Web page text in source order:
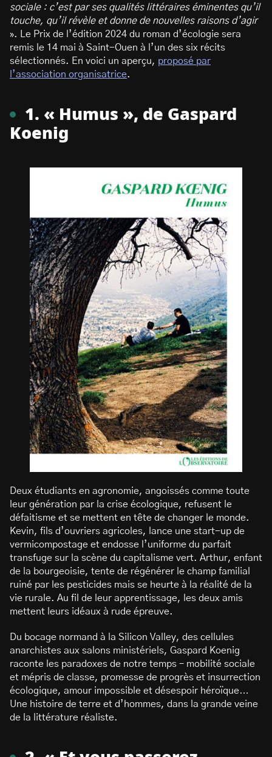
sociale : c’est par ses qualités littéraires éminentes qu’il
touche, qu’il révèle et donne de nouvelles raisons d’agir
». Le Prix de l’édition 2024 du roman d’écologie sera
remis le 14 mai à Saint-Ouen à l’un des six récits
sélectionnés. En voici un aperçu, proposé par
l’association organisatrice.
1. « Humus », de Gaspard
Koenig
Deux étudiants en agronomie, angoissés comme toute
leur génération par la crise écologique, refusent le
défaitisme et se mettent en tête de changer le monde.
Kevin, fils d’ouvriers agricoles, lance une start-up de
vermicompostage et endosse l’uniforme du parfait
transfuge sur la scène du capitalisme vert. Arthur, enfant
de la bourgeoisie, tente de régénérer le champ familial
ruiné par les pesticides mais se heurte à la réalité de la
vie rurale. Au fil de leur apprentissage, les deux amis
mettent leurs idéaux à rude épreuve.
Du bocage normand à la Silicon Valley, des cellules
anarchistes aux salons ministériels, Gaspard Koenig
raconte les paradoxes de notre temps – mobilité sociale
et mépris de classe, promesse de progrès et insurrection
écologique, amour impossible et désespoir héroïque…
Une histoire de terre et d’hommes, dans la grande veine
de la littérature réaliste.